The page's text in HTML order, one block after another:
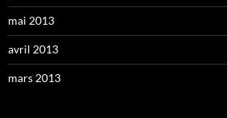
mai 2013
avril 2013
mars 2013